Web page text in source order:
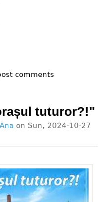
accesibilizarea trecerilor de
comments
tuturor?!"
on Sun, 2024-10-27